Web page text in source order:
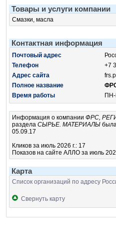
Товары и услуги компании
Смазки, масла
Контактная информация
Почтовый адрес
Телефон
+7
Адрес сайта
Полное название
Время работы
ПН-
Информация о компании ФРС,
раздела СЫРЬЕ. МАТЕРИАЛЫ
05.09.17
Кликов за июль 2026 г.: 17
Показов на сайте АЛЛО за июль
Карта
Список организаций по адресу
Свернуть карту